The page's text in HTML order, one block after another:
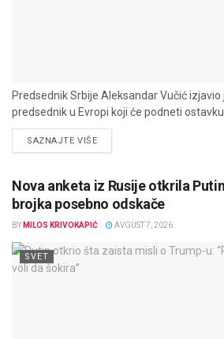
Predsednik Srbije Aleksandar Vučić izjavio
predsednik u Evropi koji će podneti ostavku
SAZNAJTE VIŠEDETAILS
Nova anketa iz Rusije otkrila
brojka posebno odskače
BY MILOS KRIVOKAPIĆ AVGUST 7, 2026
SVET